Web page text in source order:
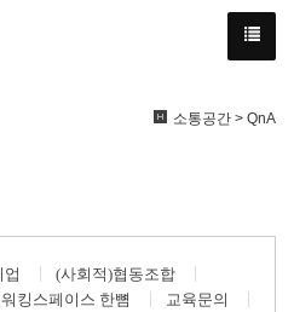
소통공간 > QnA
업
(사회적)협동조합
킹스페이스 한뼘 교육문의